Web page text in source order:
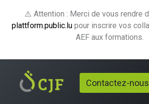
⚠️ Attention : Merci de vous rendre
plattform.public.lu pour inscrire vos
AEF aux formations.
Contactez-nous